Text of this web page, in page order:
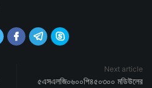
  
Next article
৫এসএলজি০৬০০পি৪৫০৩০০ মডিউলের